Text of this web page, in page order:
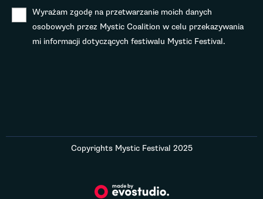
Wyrażam zgodę na przetwarzanie moich danych
osobowych przez Mystic Coalition w celu przekazywania
mi informacji dotyczących festiwalu Mystic Festival.
Copyrights Mystic Festival 2025